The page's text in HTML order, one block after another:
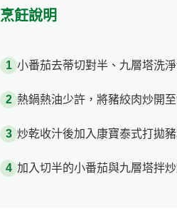
烹飪說明
小番茄去蒂切對半、九層塔洗淨
熱鍋熱油少許，將豬絞肉炒開至
炒乾收汁後加入康寶泰式打拋
加入切半的小番茄與九層塔拌炒